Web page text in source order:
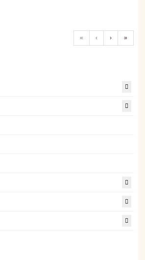
« ‹ › »